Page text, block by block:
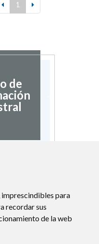
imprescindibles para
recordar sus
de la web
1
de